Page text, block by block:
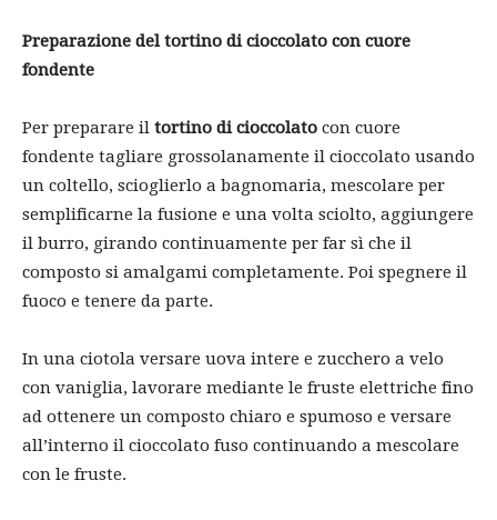
Preparazione del tortino di cioccolato con cuore
fondente
Per preparare il tortino di cioccolato con cuore
fondente tagliare grossolanamente il cioccolato usando
un coltello, scioglierlo a bagnomaria, mescolare per
semplificarne la fusione e una volta sciolto, aggiungere
il burro, girando continuamente per far sì che il
composto si amalgami completamente. Poi spegnere il
fuoco e tenere da parte.
In una ciotola versare uova intere e zucchero a velo
con vaniglia, lavorare mediante le fruste elettriche fino
ad ottenere un composto chiaro e spumoso e versare
all’interno il cioccolato fuso continuando a mescolare
con le fruste.